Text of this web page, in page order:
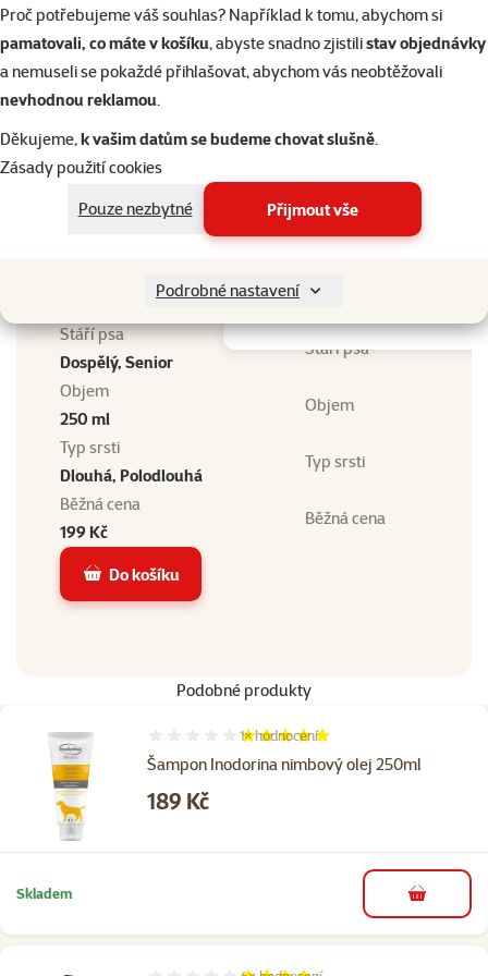
Proč potřebujeme váš souhlas? Například k tomu, abychom si
pamatovali, co máte v košíku, abyste snadno zjistilistav objednávky
a nemuseli se pokaždé přihlašovat, abychom vás neobtěžovali
nevhodnou reklamou.
Děkujeme,k vašim datům se budeme chovat slušně.
Zásady použití cookies
Pouze nezbytné
Přijmout vše
Podrobné nastavení
Přejděte na kvalitu od Super zoo
značka
s dlouhou srstí 250 ml
Stáří psa
Dospělý, Senior
Stáří psa
Objem
250 ml
Objem
Typ srsti
Dlouhá, Polodlouhá
Typ srsti
Běžná cena
199 Kč
Běžná cena
Do košíku
Podobné produkty
Šampon Inodorina nimbový olej 250ml
Hodnocení 100%, počet hodnocení: 1
1×hodnocení
Cena
189 Kč
Skladem do košíku